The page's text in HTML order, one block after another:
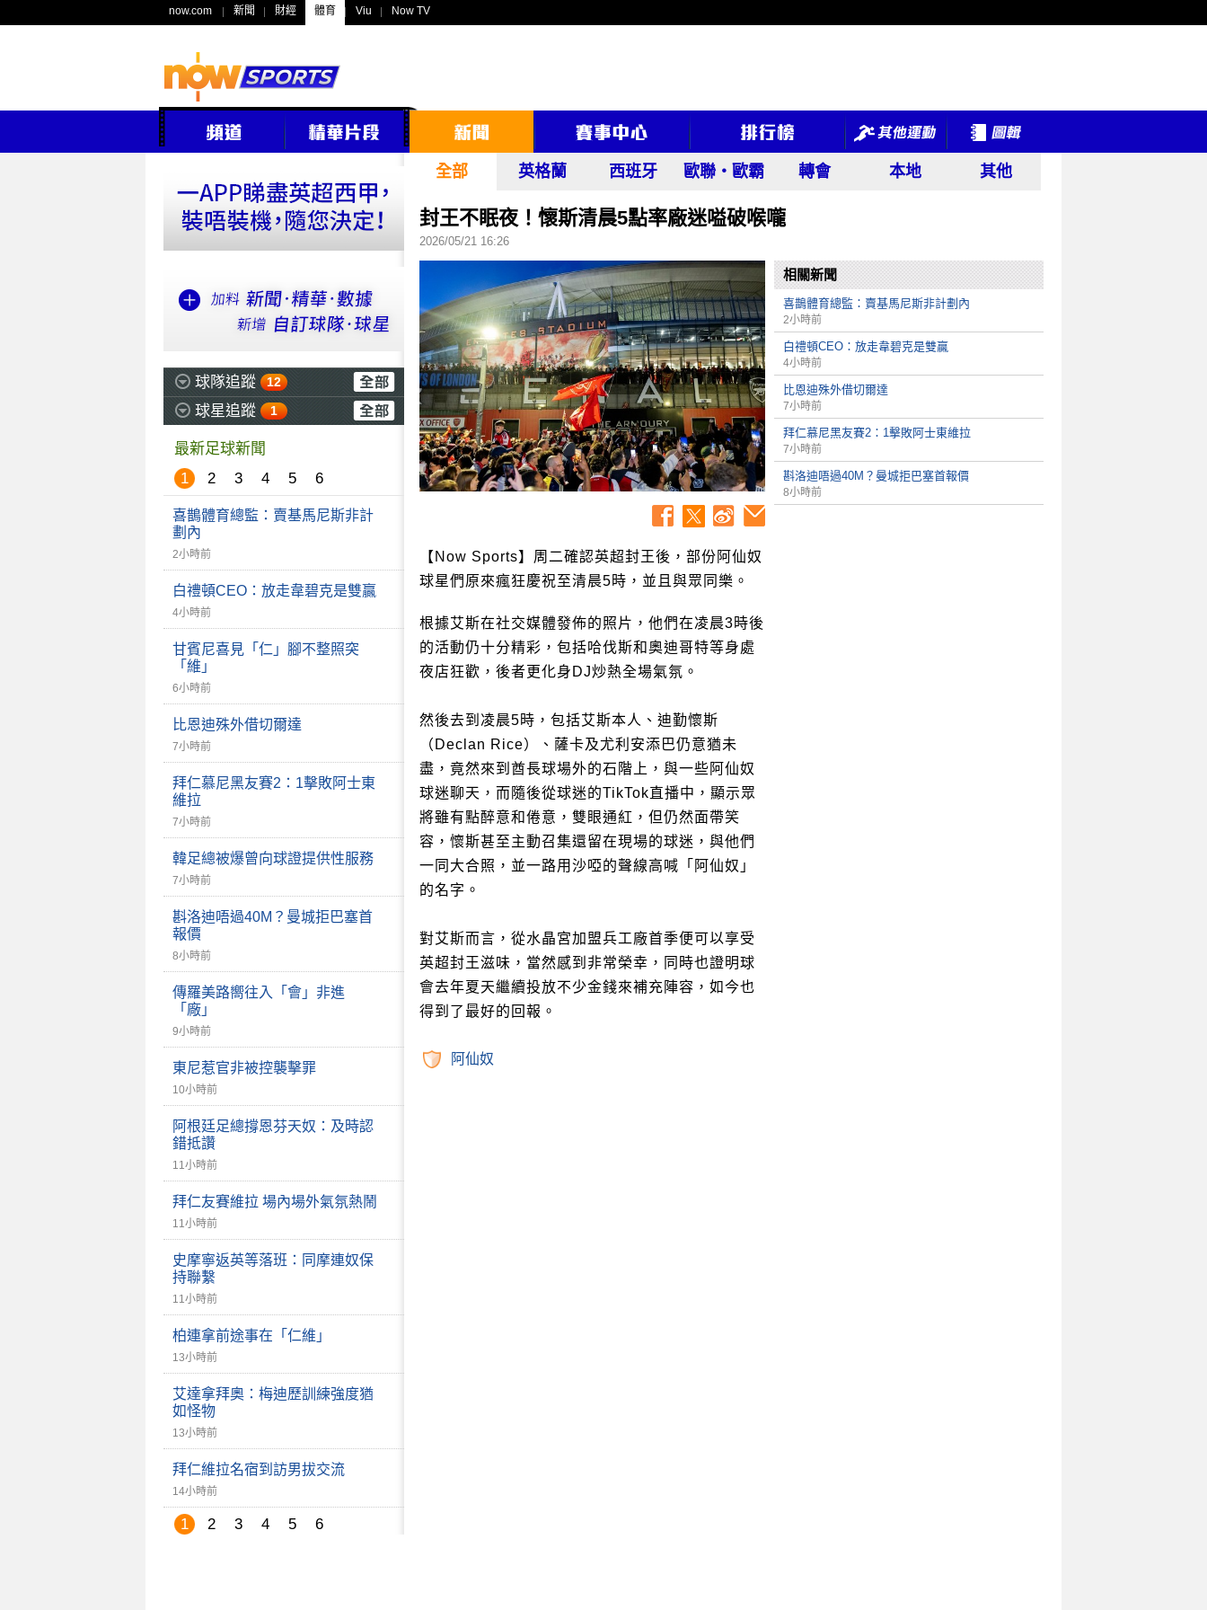
now.com 新聞 財經 體育 Viu Now TV
球隊追蹤 12
球星追蹤 1
最新足球新聞
1
2 3 4 5 6
喜鵲體育總監：賣基馬尼斯非計
劃內
2小時前
白禮頓CEO：放走韋碧克是雙贏
4小時前
甘賓尼喜見「仁」腳不整照突
「維」
6小時前
比恩迪殊外借切爾達
7小時前
拜仁慕尼黑友賽2：1擊敗阿士東
維拉
7小時前
韓足總被爆曾向球證提供性服務
7小時前
斟洛迪唔過40M？曼城拒巴塞首
報價
8小時前
傳羅美路嚮往入「會」非進
「廠」
9小時前
東尼惹官非被控襲擊罪
10小時前
阿根廷足總撐恩芬天奴：及時認
錯抵讚
11小時前
拜仁友賽維拉 場內場外氣氛熱鬧
11小時前
史摩寧返英等落班：同摩連奴保
持聯繫
11小時前
柏連拿前途事在「仁維」
13小時前
艾達拿拜奧：梅迪歷訓練強度猶
如怪物
13小時前
拜仁維拉名宿到訪男拔交流
14小時前
1 2 3 4 5 6
全部 英格蘭 西班牙 歐聯‧歐霸 轉會 本地 其他
封王不眠夜！懷斯清晨5點率廠迷嗌破喉嚨
2026/05/21 16:26
【Now Sports】周二確認英超封王後，部份阿仙奴
球星們原來瘋狂慶祝至清晨5時，並且與眾同樂。
根據艾斯在社交媒體發佈的照片，他們在凌晨3時後
的活動仍十分精彩，包括哈伐斯和奧迪哥特等身處
夜店狂歡，後者更化身DJ炒熱全場氣氛。
然後去到凌晨5時，包括艾斯本人、迪勤懷斯
（Declan Rice）、薩卡及尤利安添巴仍意猶未
盡，竟然來到酋長球場外的石階上，與一些阿仙奴
球迷聊天，而隨後從球迷的TikTok直播中，顯示眾
將雖有點醉意和倦意，雙眼通紅，但仍然面帶笑
容，懷斯甚至主動召集還留在現場的球迷，與他們
一同大合照，並一路用沙啞的聲線高喊「阿仙奴」
的名字。
對艾斯而言，從水晶宮加盟兵工廠首季便可以享受
英超封王滋味，當然感到非常榮幸，同時也證明球
會去年夏天繼續投放不少金錢來補充陣容，如今也
得到了最好的回報。
阿仙奴
相關新聞
喜鵲體育總監：賣基馬尼斯非計劃內
2小時前
白禮頓CEO：放走韋碧克是雙贏
4小時前
比恩迪殊外借切爾達
7小時前
拜仁慕尼黑友賽2：1擊敗阿士東維拉
7小時前
斟洛迪唔過40M？曼城拒巴塞首報價
8小時前